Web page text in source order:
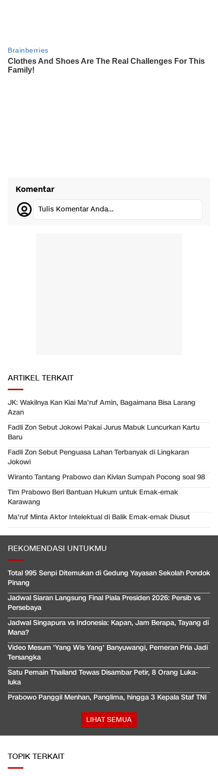
Komentar
Tulis Komentar Anda...
ARTIKEL TERKAIT
JK: Wakilnya Kan Kiai Ma'ruf Amin, Bagaimana Bisa Larang
Azan
Fadli Zon Sebut Jokowi Pakai Jurus Mabuk Luncurkan Kartu
Baru
Fadli Zon Sebut Penguasa Lahan Terbanyak di Lingkaran
Jokowi
Wiranto Tantang Prabowo dan Kivlan Sumpah Pocong soal 98
Tim Prabowo Beri Bantuan Hukum untuk Emak-emak
Karawang
Ma'ruf Minta Aktor Intelektual di Balik Emak-emak Diusut
REKOMENDASI UNTUKMU
Total 995 Senpi Ditemukan di Gedung Yayasan Sekolah Pondok
Pinang
Jadwal Siaran Langsung Final Piala Presiden 2026: Persib vs
Persebaya
Jadwal Singapura vs Indonesia: Kapan, Jam Berapa, Tayang di
Mana?
Video Mesum 'Yang Wis Yang' Banyuwangi, Pemeran Pria Jadi
Tersangka
Satu Pemain Thailand Tewas Disambar Petir, 8 Orang Luka-
luka
Prabowo Panggil Menhan, Panglima, hingga 3 Kepala Staf TNI
LIHAT SEMUA
TOPIK TERKAIT